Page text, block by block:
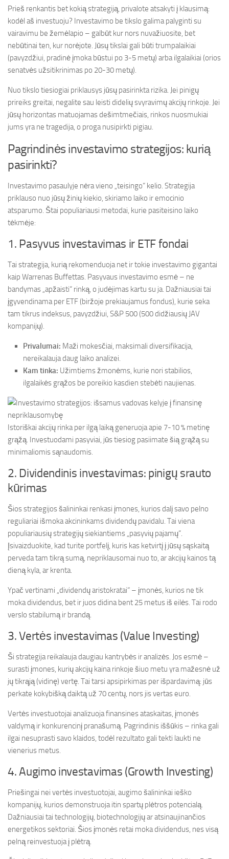
Prieš renkantis bet kokią strategiją, privalote atsakyti į klausimą:
kodėl aš investuoju? Investavimo be tikslo galima palyginti su
vairavimu be žemėlapio – galbūt kur nors nuvažiuosite, bet
nebūtinai ten, kur norėjote. Jūsų tikslai gali būti trumpalaikiai
(pavyzdžiui, pradinė įmoka būstui po 3-5 metų) arba ilgalaikiai (orios
senatvės užsitikrinimas po 20-30 metų).
Nuo tikslo tiesiogiai priklausys jūsų pasirinkta rizika. Jei pinigų
prireiks greitai, negalite sau leisti didelių svyravimų akcijų rinkoje. Jei
jūsų horizontas matuojamas dešimtmečiais, rinkos nuosmukiai
jums yra ne tragedija, o proga nusipirkti pigiau.
Pagrindinės investavimo strategijos: kurią
pasirinkti?
Investavimo pasaulyje nėra vieno „teisingo“ kelio. Strategija
priklauso nuo jūsų žinių kiekio, skiriamo laiko ir emocinio
atsparumo. Štai populiariausi metodai, kurie pasiteisino laiko
tėkmėje:
1. Pasyvus investavimas ir ETF fondai
Tai strategija, kurią rekomenduoja net ir tokie investavimo gigantai
kaip Warrenas Buffettas. Pasyvaus investavimo esmė – ne
bandymas „apžaisti“ rinką, o judėjimas kartu su ja. Dažniausiai tai
įgyvendinama per ETF (biržoje prekiaujamus fondus), kurie seka
tam tikrus indeksus, pavyzdžiui, S&P 500 (500 didžiausių JAV
kompanijų).
Privalumai: Maži mokesčiai, maksimali diversifikacija,
nereikalauja daug laiko analizei.
Kam tinka: Užimtiems žmonėms, kurie nori stabilios,
ilgalaikės grąžos be poreikio kasdien stebėti naujienas.
Istoriškai akcijų rinka per ilgą laiką generuoja apie 7-10 % metinę
grąžą. Investuodami pasyviai, jūs tiesiog pasiimate šią grąžą su
minimaliomis sąnaudomis.
2. Dividendinis investavimas: pinigų srauto
kūrimas
Šios strategijos šalininkai renkasi įmones, kurios dalį savo pelno
reguliariai išmoka akcininkams dividendų pavidalu. Tai viena
populiariausių strategijų siekiantiems „pasyvių pajamų“.
Įsivaizduokite, kad turite portfelį, kuris kas ketvirtį į jūsų sąskaitą
perveda tam tikrą sumą, nepriklausomai nuo to, ar akcijų kainos tą
dieną kyla, ar krenta.
Ypač vertinami „dividendų aristokratai“ – įmonės, kurios ne tik
moka dividendus, bet ir juos didina bent 25 metus iš eilės. Tai rodo
verslo stabilumą ir brandą.
3. Vertės investavimas (Value Investing)
Ši strategija reikalauja daugiau kantrybės ir analizės. Jos esmė –
surasti įmones, kurių akcijų kaina rinkoje šiuo metu yra mažesnė už
jų tikrąją (vidinę) vertę. Tai tarsi apsipirkimas per išpardavimą: jūs
perkate kokybišką daiktą už 70 centų, nors jis vertas euro.
Vertės investuotojai analizuoja finansines ataskaitas, įmonės
valdymą ir konkurencinį pranašumą. Pagrindinis iššūkis – rinka gali
ilgai nesuprasti savo klaidos, todėl rezultato gali tekti laukti ne
vienerius metus.
4. Augimo investavimas (Growth Investing)
Priešingai nei vertės investuotojai, augimo šalininkai ieško
kompanijų, kurios demonstruoja itin spartų plėtros potencialą.
Dažniausiai tai technologijų, biotechnologijų ar atsinaujinančios
energetikos sektoriai. Šios įmonės retai moka dividendus, nes visą
pelną reinvestuoja į plėtrą.